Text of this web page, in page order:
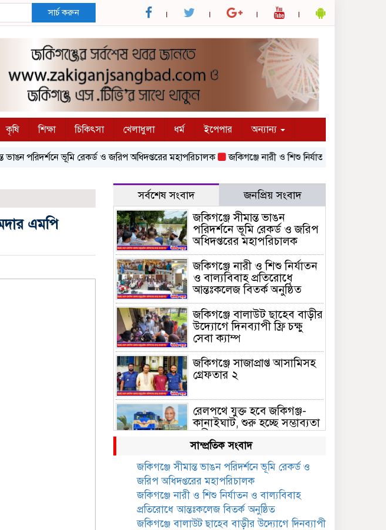
সার্চ করুন
কৃষি শিক্ষা চিকিৎসা খেলাধুলা ধর্ম ইপেপার অন্যান্য
পরিদর্শনে ভূমি রেকর্ড ও জরিপ অধিদপ্তরের মহাপরিচালক জকিগঞ্জে নারী ও শিশু নির্যাতন ও বাল্যবিবাহ
এমপি
সর্বশেষ সংবাদ জনপ্রিয় সংবাদ
জকিগঞ্জে সীমান্ত ভাঙন
পরিদর্শনে ভূমি রেকর্ড ও জরিপ
অধিদপ্তরের মহাপরিচালক
জকিগঞ্জে নারী ও শিশু নির্যাতন
ও বাল্যবিবাহ প্রতিরোধে
আন্তঃকলেজ বিতর্ক অনুষ্ঠিত
জকিগঞ্জে বালাউট ছাহেব বাড়ীর
উদ্যোগে দিনব্যাপী ফ্রি চক্ষু
সেবা ক্যাম্প
জকিগঞ্জে সাজাপ্রাপ্ত আসামিসহ
গ্রেফতার ২
রেলপথে যুক্ত হবে জকিগঞ্জ-
কানাইঘাট, শুরু হচ্ছে সম্ভাব্যতা
সমীক্ষা
সাবেক এমপি হাফিজ আহমদ
মজুমদার কি আত্মগোপনে?
ভাইরাল ছবি ঘিরে আলোচনা!
ভাতা পেতে টাকা লাগে না,
জকিগঞ্জে সমাজসেবা কর্মকর্তার
সাম্প্রতিক সংবাদ
জকিগঞ্জে সীমান্ত ভাঙন পরিদর্শনে ভূমি রেকর্ড ও
জরিপ অধিদপ্তরের মহাপরিচালক
জকিগঞ্জে নারী ও শিশু নির্যাতন ও বাল্যবিবাহ
প্রতিরোধে আন্তঃকলেজ বিতর্ক অনুষ্ঠিত
জকিগঞ্জে বালাউট ছাহেব বাড়ীর উদ্যোগে দিনব্যাপী